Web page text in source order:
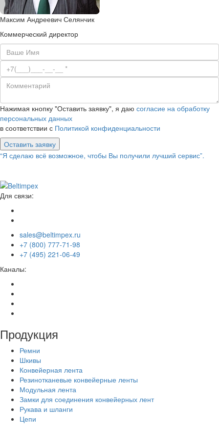
Максим Андреевич Селянчик
Коммерческий директор
Нажимая кнопку "Оставить заявку", я даю согласие на обработку
персональных данных
в соответствии с Политикой конфиденциальности
Оставить заявку
“Я сделаю всё возможное, чтобы Вы получили лучший сервис”.
Для связи:
sales@beltimpex.ru
+7 (800) 777-71-98
+7 (495) 221-06-49
Каналы:
Продукция
Ремни
Шкивы
Конвейерная лента
Резинотканевые конвейерные ленты
Модульная лента
Замки для соединения конвейерных лент
Рукава и шланги
Цепи